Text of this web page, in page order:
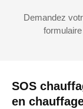
SOS
en
Demandez